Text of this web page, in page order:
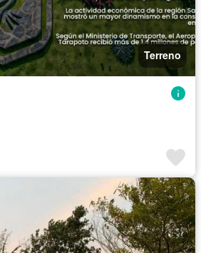
Terreno